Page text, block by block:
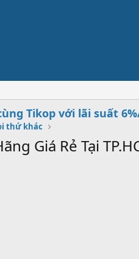
Tikop với lãi suất
thứ khác
Giá Rẻ Tại